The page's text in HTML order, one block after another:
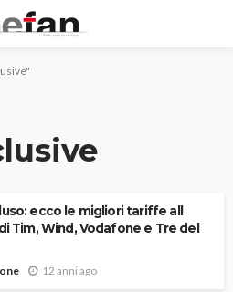
ecco le migliori tariffe all
Tim, Wind, Vodafone e Tre del
12 anni ago